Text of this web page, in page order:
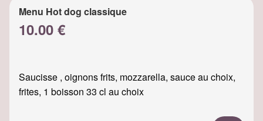
Menu Hot dog classique
10.00 €
Saucisse , oignons frits, mozzarella, sauce au choix,
frites, 1 boisson 33 cl au choix